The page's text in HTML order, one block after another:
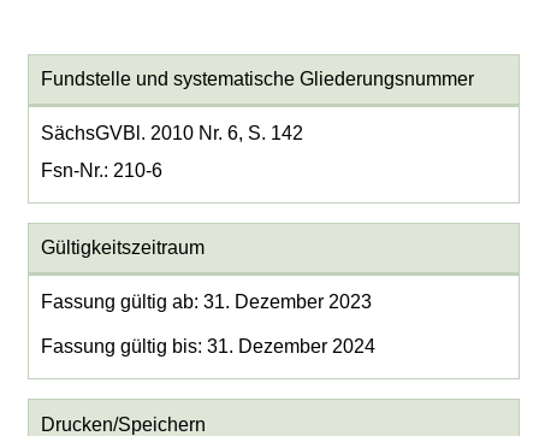
Fundstelle und systematische Gliederungsnummer
SächsGVBl. 2010 Nr. 6, S. 142
Fsn-Nr.: 210-6
Gültigkeitszeitraum
Fassung gültig ab: 31. Dezember 2023
Fassung gültig bis: 31. Dezember 2024
Drucken/Speichern